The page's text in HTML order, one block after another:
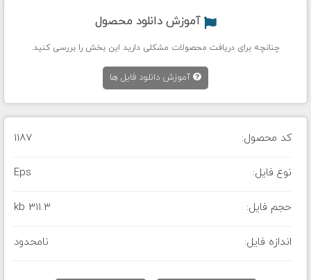
آموزش دانلود محصول
چنانچه برای دریافت محصولات مشکلی دارید این بخش را بررسی کنید.
آموزش دانلود فایل ها
کد محصول: 1187
نوع فایل: Eps
حجم فایل: 311.3 kb
اندازه فایل: نامحدود